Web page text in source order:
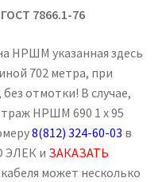
7866.1-76
НРШМ указанная здесь
702 метра, при
отмотки! В случае,
НРШМ 690 1 х 95
8(812) 324-60-03 в
ЭЛЕК и ЗАКАЗАТЬ
может несколько